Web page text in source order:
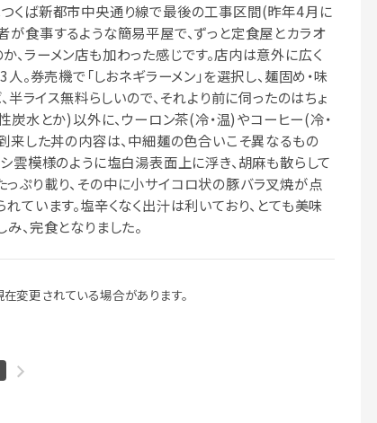
くば新都市中央通り線で最後の工事区間(昨年4月に
食事するような簡易平屋で、ずっと定食屋とカラオ
ラーメン店も加わった感じです。店内は意外に広く
。券売機で「しおネギラーメン」を選択し、麺固め・味
ライス無料らしいので、それより前に伺ったのはちょ
炭水とか)以外に、ウーロン茶(冷・温)やコーヒー(冷・
来した丼の内容は、中細麺の色合いこそ異なるもの
雲模様のように塩白湯表面上に浮き、胡麻も散らして
ぷり載り、その中に小サイコロ状の豚バラ叉焼が点
ています。塩辛くなく出汁は利いており、とても美味
、完食となりました。
変更されている場合があります。